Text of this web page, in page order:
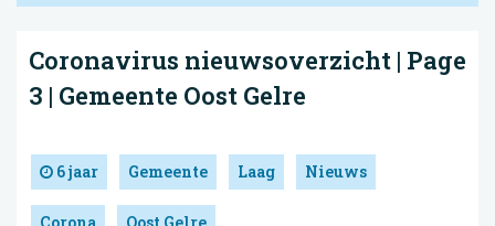
Coronavirus nieuwsoverzicht | Page
3 | Gemeente Oost Gelre
6 jaar Gemeente Laag Nieuws
Corona Oost Gelre